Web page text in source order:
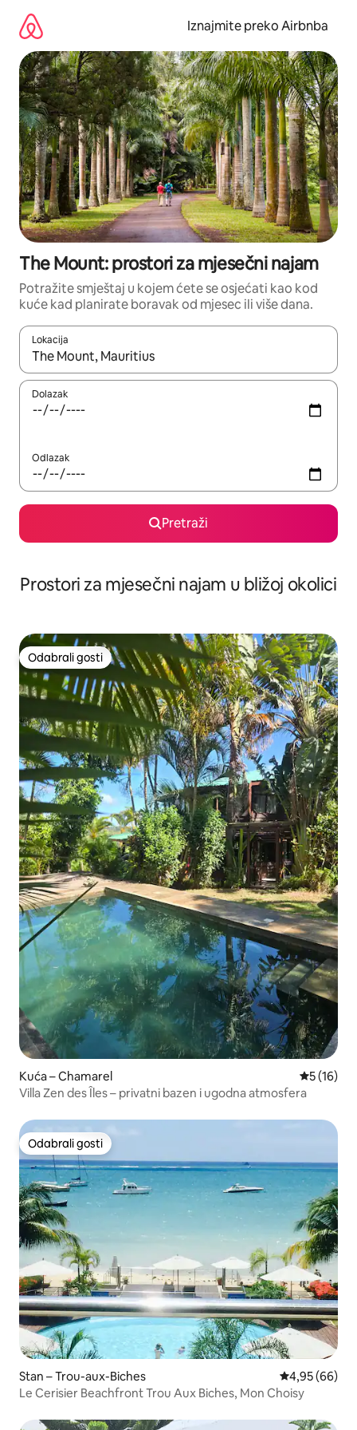
sadržaj
Iznajmite preko Airbnba
The Mount: prostori za mjesečni najam
Potražite smještaj u kojem ćete se osjećati kao kod
kuće kad planirate boravak od mjesec ili više dana.
Lokacija
Kada budu dostupni rezultati, moći ćete ih pregledati
Dolazak
Odlazak
Pretraži
Prostori za mjesečni najam u bližoj okolici
Odabrali gosti
Odabrali gosti
Kuća – Chamarel Prosječna
5 (16)
Villa Zen des Îles – privatni bazen i ugodna atmosfera
Odabrali gosti
Odabrali gosti
Stan – Trou-aux-Biches Prosječna
4,95 (66)
Le Cerisier Beachfront Trou Aux Biches, Mon Choisy